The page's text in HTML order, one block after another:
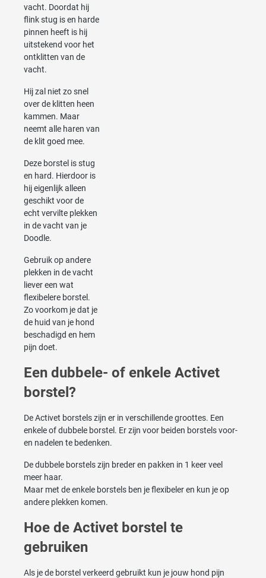
vacht. Doordat hij
flink stug is en harde
pinnen heeft is hij
uitstekend voor het
ontklitten van de
vacht.
Hij zal niet zo snel
over de klitten heen
kammen. Maar
neemt alle haren van
de klit goed mee.
Deze borstel is stug
en hard. Hierdoor is
hij eigenlijk alleen
geschikt voor de
echt vervilte plekken
in de vacht van je
Doodle.
Gebruik op andere
plekken in de vacht
liever een wat
flexibelere borstel.
Zo voorkom je dat je
de huid van je hond
beschadigd en hem
pijn doet.
Een dubbele- of enkele Activet
borstel?
De Activet borstels zijn er in verschillende groottes. Een
enkele of dubbele borstel. Er zijn voor beiden borstels voor-
en nadelen te bedenken.
De dubbele borstels zijn breder en pakken in 1 keer veel
meer haar.
Maar met de enkele borstels ben je flexibeler en kun je op
andere plekken komen.
Hoe de Activet borstel te
gebruiken
Als je de borstel verkeerd gebruikt kun je jouw hond pijn